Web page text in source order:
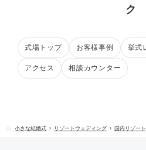
ク
式場トップ お客様事例 挙式
アクセス 相談カウンター
小さな結婚式 リゾートウェディング 国内リゾート